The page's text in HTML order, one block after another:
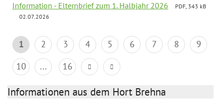
Information - Elternbrief zum 1. Halbjahr 2026
PDF, 343 kB
02.07.2026
1 2 3 4 5 6 7 8
9
10
... 16
Informationen aus dem Hort Brehna